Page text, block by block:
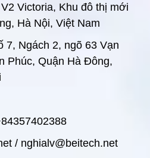
Victoria, Khu đô thị mới
Hà Nội, Việt Nam
7, Ngách 2, ngõ 63 Vạn
Phúc, Quận Hà Đông,
/ nghialv@beitech.net